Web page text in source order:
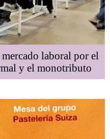
laboral por el
y el monotributo